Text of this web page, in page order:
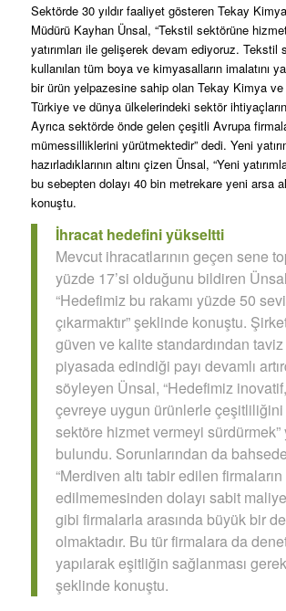
Sektörde 30 yıldır faaliyet gösteren Tekay
Müdürü Kayhan Ünsal, “Tekstil sektörüne
yatırımları ile gelişerek devam ediyoruz. Tekstil
kullanılan tüm boya ve kimyasalların imalatını
bir ürün yelpazesine sahip olan Tekay Kimya
Türkiye ve dünya ülkelerindeki sektör
Ayrıca sektörde önde gelen çeşitli Avrupa
mümessilliklerini yürütmektedir” dedi. Yeni
hazırladıklarının altını çizen Ünsal, “Yeni
bu sebepten dolayı 40 bin metrekare yeni arsa
konuştu.
İhracat hedefini yükseltti
Mevcut ihracatlarının geçen sene
yüzde 17’si olduğunu bildiren
“Hedefimiz bu rakamı yüzde 50
çıkarmaktır” şeklinde konuştu.
güven ve kalite standardından
piyasada edindiği payı devamlı
söyleyen Ünsal, “Hedefimiz
çevreye uygun ürünlerle çeşitliliğini
sektöre hizmet vermeyi
bulundu. Sorunlarından da
“Merdiven altı tabir edilen
edilmemesinden dolayı sabit
gibi firmalarla arasında büyük bir
olmaktadır. Bu tür firmalara da
yapılarak eşitliğin sağlanması
şeklinde konuştu.